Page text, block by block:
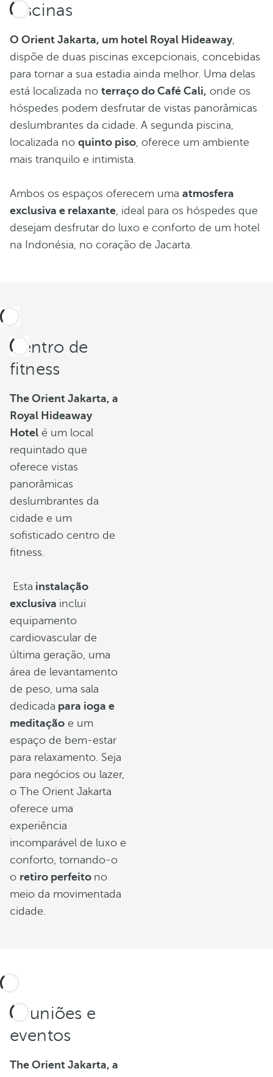
Piscinas
O Orient Jakarta, um hotel Royal Hideaway,
dispõe de duas piscinas excepcionais, concebidas
para tornar a sua estadia ainda melhor. Uma delas
está localizada no terraço do Café Cali, onde os
hóspedes podem desfrutar de vistas panorâmicas
deslumbrantes da cidade. A segunda piscina,
localizada no quinto piso, oferece um ambiente
mais tranquilo e intimista.
Ambos os espaços oferecem uma atmosfera
exclusiva e relaxante, ideal para os hóspedes que
desejam desfrutar do luxo e conforto de um hotel
na Indonésia, no coração de Jacarta.
Centro de
fitness
The Orient Jakarta, a
Royal Hideaway
Hotel é um local
requintado que
oferece vistas
panorâmicas
deslumbrantes da
cidade e um
sofisticado centro de
fitness.
Esta instalação
exclusiva inclui
equipamento
cardiovascular de
última geração, uma
área de levantamento
de peso, uma sala
dedicada para ioga e
meditação e um
espaço de bem-estar
para relaxamento. Seja
para negócios ou lazer,
o The Orient Jakarta
oferece uma
experiência
incomparável de luxo e
conforto, tornando-o
o retiro perfeito no
meio da movimentada
cidade.
Reuniões e
eventos
The Orient Jakarta, a